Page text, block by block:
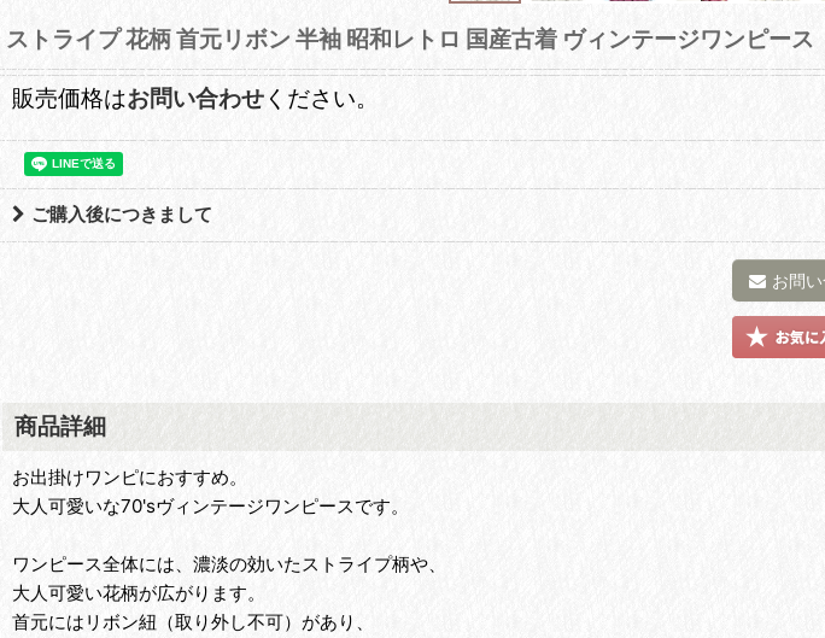
ストライプ 花柄 首元リボン 半袖 昭和レトロ 国産古着 ヴィンテージワンピース
販売価格はお問い合わせ ください。
ご購入後につきまして
お問
商品詳細
お出掛けワンピにおすすめ。
大人可愛いな70'sヴィンテージワンピースです。
ワンピース全体には、濃淡の効いたストライプ柄や、
大人可愛い花柄が広がります。
首元にはリボン紐（取り外し不可）があり、